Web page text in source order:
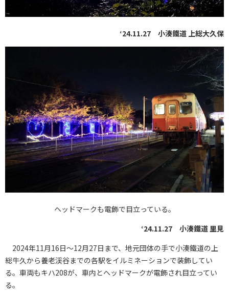
‘24.11.27 小湊鐵道 上総大久保
ヘッドマークも電飾で目立っている。
‘24.11.27 小湊鐵道 里見
2024年11月16日～12月27日まで、地元団体の手で小湊鐵道の上
総牛久から養老渓谷までの各駅をイルミネーションで装飾してい
る。車両もキハ208が、車内とヘッドマークが電飾され目立ってい
る。